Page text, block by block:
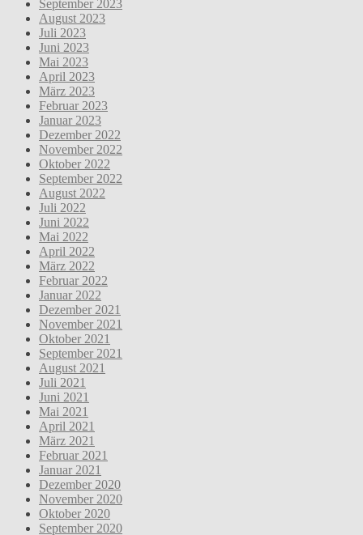
September 2023
August 2023
Juli 2023
Juni 2023
Mai 2023
April 2023
März 2023
Februar 2023
Januar 2023
Dezember 2022
November 2022
Oktober 2022
September 2022
August 2022
Juli 2022
Juni 2022
Mai 2022
April 2022
März 2022
Februar 2022
Januar 2022
Dezember 2021
November 2021
Oktober 2021
September 2021
August 2021
Juli 2021
Juni 2021
Mai 2021
April 2021
März 2021
Februar 2021
Januar 2021
Dezember 2020
November 2020
Oktober 2020
September 2020